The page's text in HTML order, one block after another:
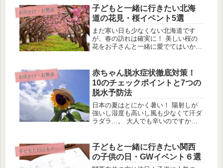
れがいいか選んでおいて」と言ってく
る場合も考えられますし、そろそろ見
て...
お出かけ・お散歩
子どもと一緒に行きたい北海
道の花見・桜イベント5選
まだ寒い日も少なくない北海道です
が、春の訪れは確実に！ 美しい桜の
花をお子さんと一緒に愛でてはいかが
う！ 北海道で子どもと一緒に行ける
花見・桜のイベント5選をご紹介しま
す...
お出かけ・お散歩
赤ちゃん脱水症状徹底対策！
10のチェックポイントと7つの
脱水予防法
日本の夏はとにかく暑い！ 陽射しが
強いし湿度も高いし風も少なくて汗ダ
ラダラ…。 大人でも辛いのですか
いのが赤ちゃんの脱水症状です。 体
調を崩したり機嫌が悪くなったり…最
悪の...
子 どもと行けるイベント情報
子どもと一緒に行きたい関西
の子供の日・GWイベント６選